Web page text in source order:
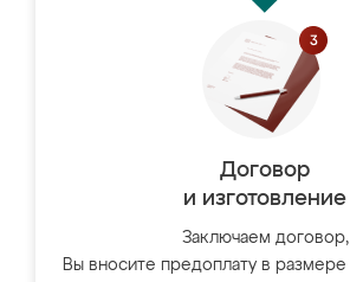
Договор
и изготовление
Заключаем договор,
Вы вносите предоплату в размере